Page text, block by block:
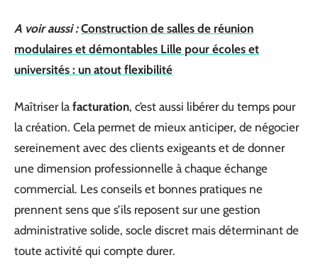
A voir aussi : Construction de salles de réunion
modulaires et démontables Lille pour écoles et
universités : un atout flexibilité
Maîtriser la facturation, c’est aussi libérer du temps pour
la création. Cela permet de mieux anticiper, de négocier
sereinement avec des clients exigeants et de donner
une dimension professionnelle à chaque échange
commercial. Les conseils et bonnes pratiques ne
prennent sens que s’ils reposent sur une gestion
administrative solide, socle discret mais déterminant de
toute activité qui compte durer.